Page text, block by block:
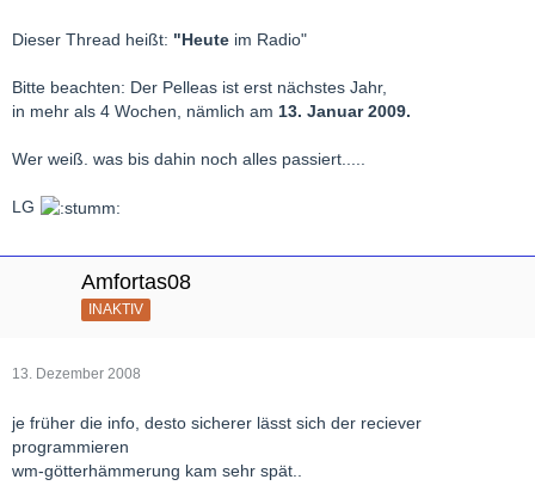
Dieser Thread heißt: "Heute im Radio"
Bitte beachten: Der Pelleas ist erst nächstes Jahr,
in mehr als 4 Wochen, nämlich am 13. Januar 2009.
Wer weiß. was bis dahin noch alles passiert.....
LG
Amfortas08
INAKTIV
13. Dezember 2008
je früher die info, desto sicherer lässt sich der reciever
programmieren
wm-götterhämmerung kam sehr spät..